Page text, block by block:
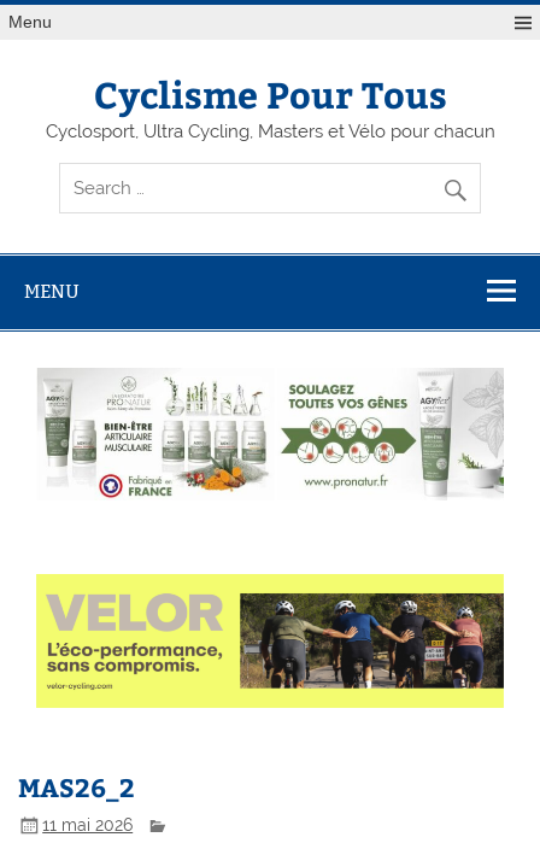
Menu
Cyclisme Pour Tous
Cyclosport, Ultra Cycling, Masters et Vélo pour chacun
MENU
MAS26_2
11 mai 2026